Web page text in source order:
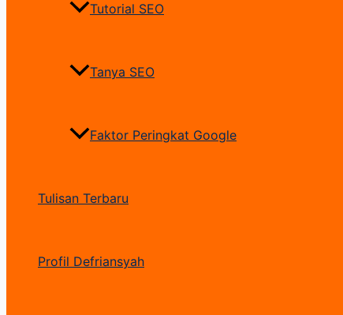
Tutorial SEO
Tanya SEO
Faktor Peringkat Google
Tulisan Terbaru
Profil Defriansyah